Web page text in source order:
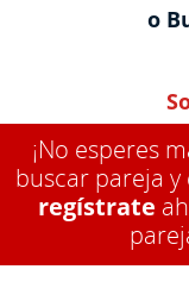
o
¡No esperes
buscar pareja
regístrate